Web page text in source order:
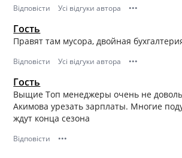
Відповісти Усі відгуки автора •••
Гость
Правят там мусора, двойная
Відповісти Усі відгуки автора •••
Гость
Выщие Топ менеджеры очень не
Акимова урезать зарплаты. Многие
ждут конца сезона
Відповісти •••